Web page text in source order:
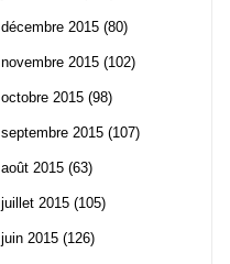
décembre 2015 (80)
novembre 2015 (102)
octobre 2015 (98)
septembre 2015 (107)
août 2015 (63)
juillet 2015 (105)
juin 2015 (126)